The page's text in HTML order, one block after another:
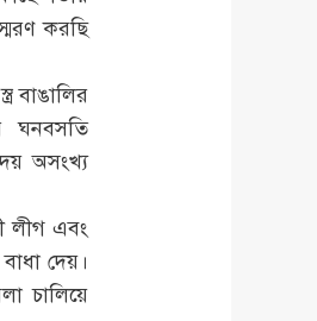
করছি
বাঙালির
ঘনবসতি
অসংখ্য
লীগ এবং
দেয়।
চালিয়ে